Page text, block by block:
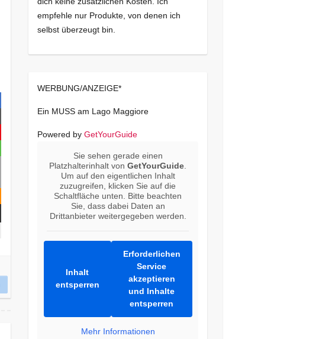
empfehle nur Produkte, von denen ich
selbst überzeugt bin.
WERBUNG/ANZEIGE*
Ein MUSS am Lago Maggiore
Powered by GetYourGuide
Sie sehen gerade einen
Platzhalterinhalt vonGetYourGuide
Um auf den eigentlichen Inhalt
zuzugreifen, klicken Sie auf die
Schaltfläche unten. Bitte beachten
Sie, dass dabei Daten an
Drittanbieter weitergegeben werden.
Inhalt
entsperren
Erforderlichen
Service
akzeptieren
und Inhalte
entsperren
Mehr Informationen